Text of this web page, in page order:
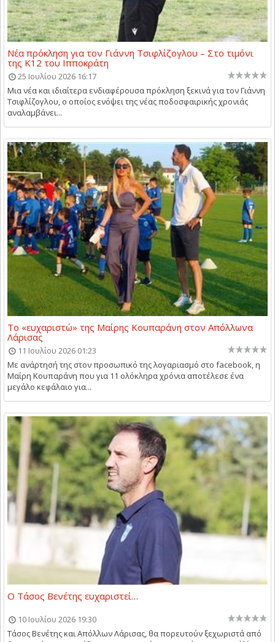
Νέα πρόκληση για τον Γιάννη Τσιφλίζογλου – Στο τιμόνι
της Κ12 του Ιπποκράτη
25 Ιουλίου 2026 16:17
Μια νέα και ιδιαίτερα ενδιαφέρουσα πρόκληση ξεκινά για τον Γιάννη
Τσιφλίζογλου, ο οποίος ενόψει της νέας ποδοσφαιρικής χρονιάς
αναλαμβάνει...
Το «ευχαριστώ» της Μαίρης Κουπαράνη στον Απόλλωνα
Λάρισας
11 Ιουλίου 2026 01:23
Με ανάρτησή της στον προσωπικό της λογαριασμό στο facebook, η
Μαίρη Κουπαράνη που για 11 ολόκληρα χρόνια αποτέλεσε ένα
μεγάλο κεφάλαιο για...
O Τάσος Βενέτης ευχαριστεί…
10 Ιουλίου 2026 19:30
Τάσος Βενέτης και Απόλλων Λάρισας, θα πορευτούν ξεχωριστά από